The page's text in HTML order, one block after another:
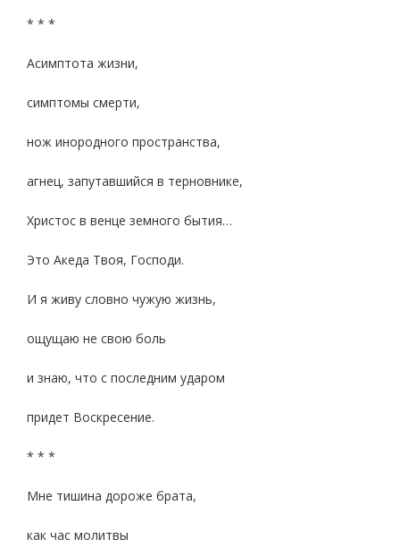
* * *
Асимптота жизни,
симптомы смерти,
нож инородного пространства,
агнец, запутавшийся в терновнике,
Христос в венце земного бытия…
Это Акеда Твоя, Господи.
И я живу словно чужую жизнь,
ощущаю не свою боль
и знаю, что с последним ударом
придет Воскресение.
* * *
Мне тишина дороже брата,
как час молитвы